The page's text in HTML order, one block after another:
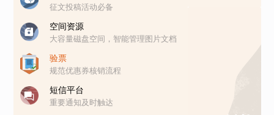
征文投稿活动必备
空间资源
大容量磁盘空间，智能管理图片文档
验票
规范优惠券核销流程
短信平台
重要通知及时触达